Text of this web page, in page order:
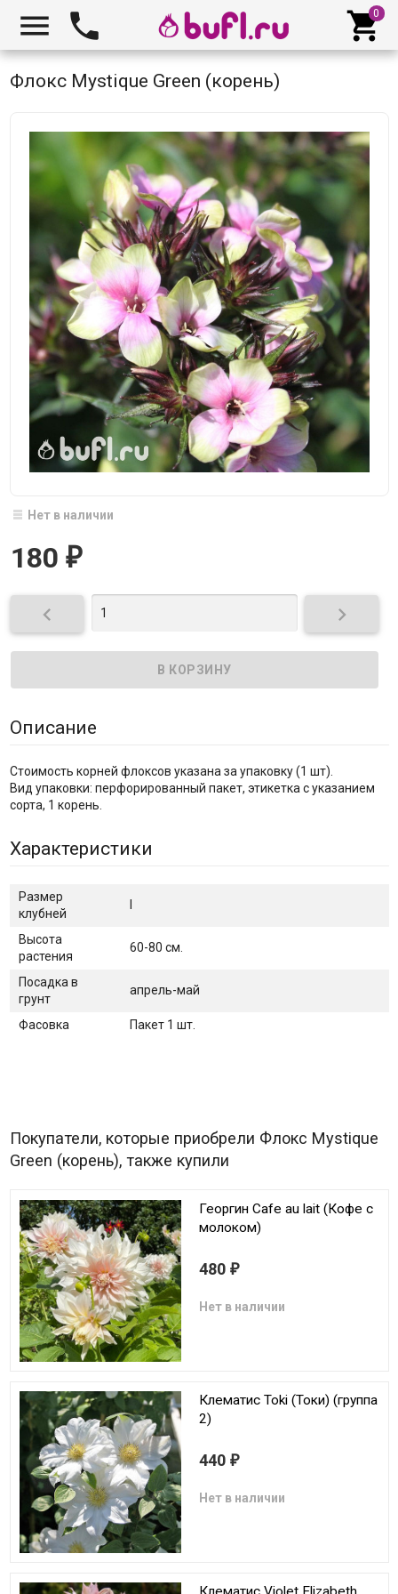
  
Флокс Mystique Green (корень)
Нет в наличии
180 ₽
 
Описание
Стоимость корней флоксов указана за упаковку (1 шт).
Вид упаковки: перфорированный пакет, этикетка с указанием
сорта, 1 корень.
Характеристики
Размер
клубней
Высота
растения
60-80 см.
Посадка в
грунт
апрель-май
Фасовка Пакет 1 шт.
Покупатели, которые приобрели Флокс Mystique
Green (корень), также купили
Георгин Cafe au lait (Кофе с
молоком)
480 ₽
Нет в наличии
Клематис Toki (Токи) (группа
2)
440 ₽
Нет в наличии